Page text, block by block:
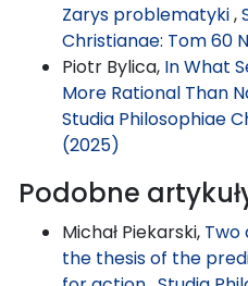
Zarys problematyki,
Christianae: Tom 60
Piotr Bylica, In What
More Rational Than
Studia Philosophiae
(2025)
Podobne
Michał Piekarski, Two
the thesis of the